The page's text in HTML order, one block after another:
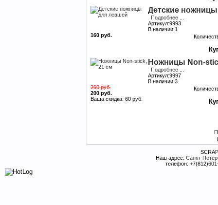
Детские
Подробнее ...
Артикул:9993
В наличии:1
160 руб.
Ножницы Non-
Подробнее ...
Артикул:9997
В наличии:3
260 руб.
200 руб.
Ваша скидка: 60 руб.
Наш адрес: Санкт-
телефон: